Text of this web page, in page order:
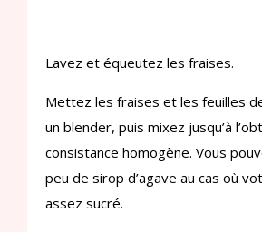
Lavez et équeutez les fraises.
Mettez les fraises et les feuilles
un blender, puis mixez jusqu’à
consistance homogène. Vous
peu de sirop d’agave au cas où
assez sucré.